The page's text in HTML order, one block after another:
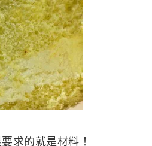
求的就是材料！